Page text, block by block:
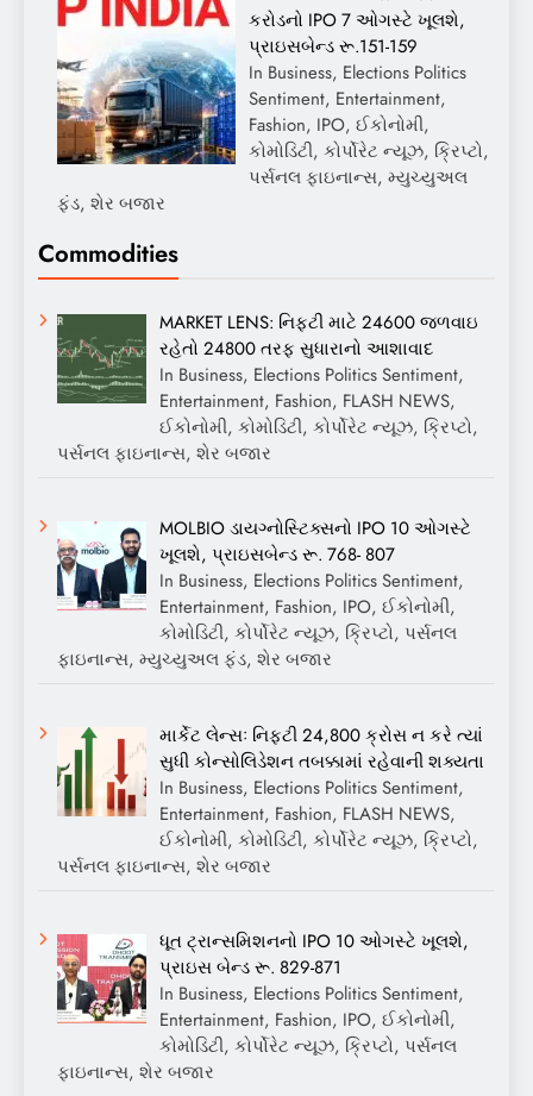
કરોડનો IPO 7 ઓગસ્ટે ખૂલશે,
પ્રાઇસબેન્ડ રૂ.151-159
In Business, Elections Politics
Sentiment, Entertainment,
Fashion, IPO, ઈકોનોમી,
કોમોડિટી, કોર્પોરેટ ન્યૂઝ, ક્રિપ્ટો,
પર્સનલ ફાઇનાન્સ, મ્યુચ્યુઅલ
ફંડ, શેર બજાર
Commodities
MARKET LENS: નિફ્ટી માટે 24600 જળવાઇ
રહેતો 24800 તરફ સુધારાનો આશાવાદ
In Business, Elections Politics Sentiment,
Entertainment, Fashion, FLASH NEWS,
ઈકોનોમી, કોમોડિટી, કોર્પોરેટ ન્યૂઝ, ક્રિપ્ટો,
પર્સનલ ફાઇનાન્સ, શેર બજાર
MOLBIO ડાયગ્નોસ્ટિક્સનો IPO 10 ઓગસ્ટે
ખૂલશે, પ્રાઇસબેન્ડ રૂ. 768- 807
In Business, Elections Politics Sentiment,
Entertainment, Fashion, IPO, ઈકોનોમી,
કોમોડિટી, કોર્પોરેટ ન્યૂઝ, ક્રિપ્ટો, પર્સનલ
ફાઇનાન્સ, મ્યુચ્યુઅલ ફંડ, શેર બજાર
માર્કેટ લેન્સઃ નિફ્ટી 24,800 ક્રોસ ન કરે ત્યાં
સુધી કોન્સોલિડેશન તબક્કામાં રહેવાની શક્યતા
In Business, Elections Politics Sentiment,
Entertainment, Fashion, FLASH NEWS,
ઈકોનોમી, કોમોડિટી, કોર્પોરેટ ન્યૂઝ, ક્રિપ્ટો,
પર્સનલ ફાઇનાન્સ, શેર બજાર
ધૂત ટ્રાન્સમિશનનો IPO 10 ઓગસ્ટે ખૂલશે,
પ્રાઇસ બેન્ડ રૂ. 829-871
In Business, Elections Politics Sentiment,
Entertainment, Fashion, IPO, ઈકોનોમી,
કોમોડિટી, કોર્પોરેટ ન્યૂઝ, ક્રિપ્ટો, પર્સનલ
ફાઇનાન્સ, શેર બજાર